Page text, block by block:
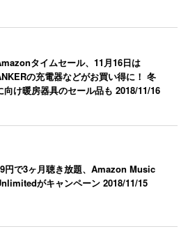
タイムセール、11月16日は
の充電器などがお買い得に！ 冬
向け暖房器具のセール品も2018/11/16
円で3ヶ月聴き放題、Amazon Music
がキャンペーン2018/11/15